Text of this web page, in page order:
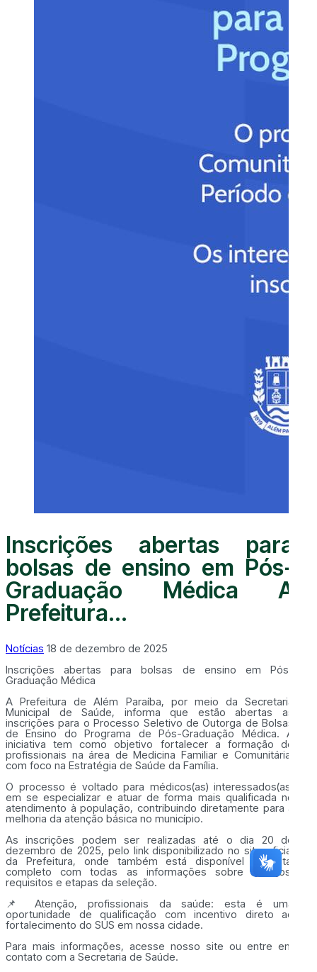
Inscrições abertas para
bolsas de ensino em Pós-
Graduação Médica A
Prefeitura...
Notícias 18 de dezembro de 2025
Inscrições abertas para bolsas de ensino em Pós-
Graduação Médica
A Prefeitura de Além Paraíba, por meio da Secretaria
Municipal de Saúde, informa que estão abertas as
inscrições para o Processo Seletivo de Outorga de Bolsas
de Ensino do Programa de Pós-Graduação Médica. A
iniciativa tem como objetivo fortalecer a formação de
profissionais na área de Medicina Familiar e Comunitária,
com foco na Estratégia de Saúde da Família.
O processo é voltado para médicos(as) interessados(as)
em se especializar e atuar de forma mais qualificada no
atendimento à população, contribuindo diretamente para a
melhoria da atenção básica no município.
As inscrições podem ser realizadas até o dia 20 de
dezembro de 2025, pelo link disponibilizado no site oficial
da Prefeitura, onde também está disponível o edital
completo com todas as informações sobre critérios,
requisitos e etapas da seleção.
📌 Atenção, profissionais da saúde: esta é uma
oportunidade de qualificação com incentivo direto ao
fortalecimento do SUS em nossa cidade.
Para mais informações, acesse nosso site ou entre em
contato com a Secretaria de Saúde.